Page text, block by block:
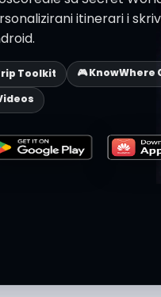
itinerari i
Toolkit
🎮 KnowWhere